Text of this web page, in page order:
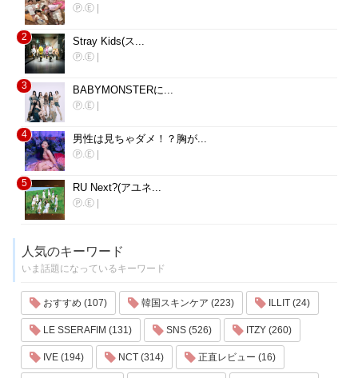
Ⓟ.Ⓔ
2 Stray Kids(ス...
Ⓟ.Ⓔ
3 BABYMONSTERに...
Ⓟ.Ⓔ
4 男性は見ちゃダメ！？胸が...
Ⓟ.Ⓔ
5 RU Next?(アユネ...
Ⓟ.Ⓔ
人気のキーワード
いま話題になっているキーワード
おすすめ (107) 韓国スキンケア (223) ILLIT (24)
LE SSERAFIM (131) SNS (526) ITZY (260)
IVE (194) NCT (314) 正直レビュー (16)